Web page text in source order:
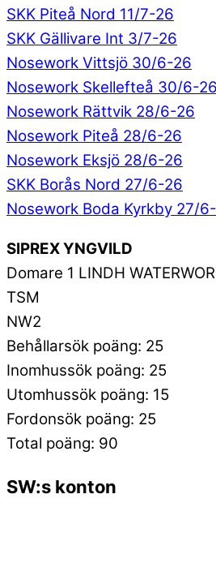
SKK Piteå Nord 11/7-26
SKK Gällivare Int 3/7-26
Nosework Vittsjö 30/6-26
Nosework Skellefteå 30/6-26
Nosework Rättvik 28/6-26
Nosework Piteå 28/6-26
Nosework Eksjö 28/6-26
SKK Borås Nord 27/6-26
Nosework Boda Kyrkby 27/
SIPREX YNGVILD
Domare 1 LINDH
TSM
NW2
Behållarsök poäng: 25
Inomhussök poäng: 25
Utomhussök poäng: 15
Fordonsök poäng: 25
Total poäng: 90
SW:s konton